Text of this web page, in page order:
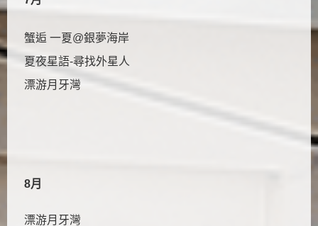
蟹逅 一夏@銀夢海岸
夏夜星語-尋找外星人
漂游月牙灣
8月
漂游月牙灣